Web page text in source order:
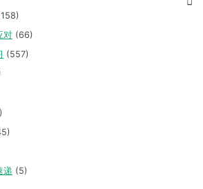
对 (66)
(557)
递 (5)